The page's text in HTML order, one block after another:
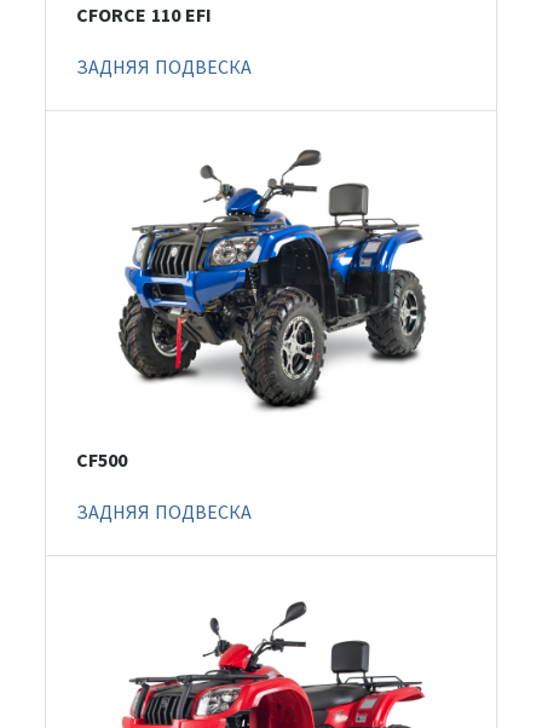
CFORCE 110 EFI
ЗАДНЯЯ ПОДВЕСКА
CF500
ЗАДНЯЯ ПОДВЕСКА